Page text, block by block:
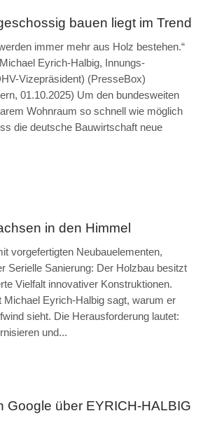
bauen liegt im Trend
immer mehr aus Holz bestehen.“
Eyrich-Halbig, Innungs-
Vizepräsident) (PresseBox)
01.10.2025) Um den bundesweiten
Wohnraum so schnell wie möglich
die deutsche Bauwirtschaft neue
in den Himmel
vorgefertigten Neubauelementen,
Serielle Sanierung: Der Holzbau besitzt
Vielfalt innovativer Konstruktionen.
Michael Eyrich-Halbig sagt, warum er
sieht. Die Herausforderung lautet:
und...
Google über EYRICH-HALBIG